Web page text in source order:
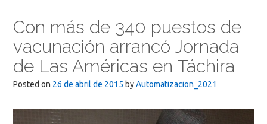
Con más de 340 puestos de
vacunación arrancó Jornada
de Las Américas en Táchira
Posted on 26 de abril de 2015 byAutomatizacion_2021